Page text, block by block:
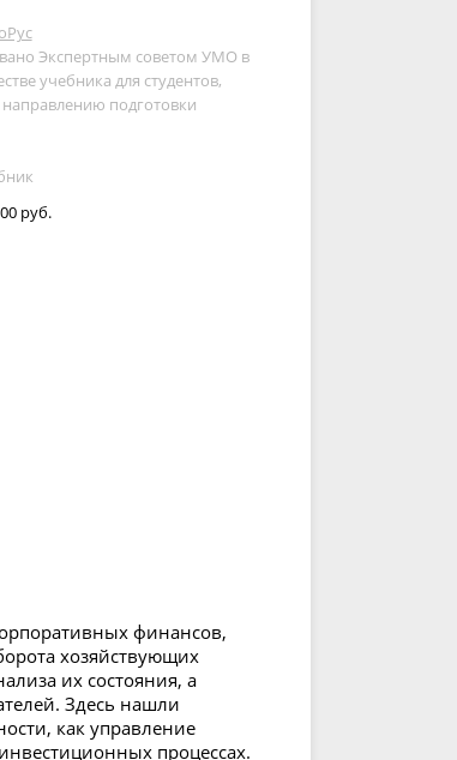
Экспертным советом УМО в
учебника для студентов,
подготовки
руб.
финансов,
хозяйствующих
их состояния, а
Здесь нашли
как управление
процессах.